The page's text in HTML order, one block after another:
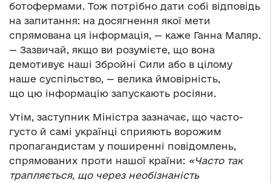
ботофермами. Тож потрібно дати собі відповідь
на запитання: на досягнення якої мети
спрямована ця інформація, — каже Ганна Маляр.
— Зазвичай, якщо ви розумієте, що вона
демотивує наші Збройні Сили або в цілому
наше суспільство, — велика ймовірність,
що цю інформацію запускають росіяни.
Утім, заступник Міністра зазначає, що часто-
густо й самі українці сприяють ворожим
пропагандистам у поширенні повідомлень,
спрямованих проти нашої країни: «Часто так
трапляється, що через необізнаність